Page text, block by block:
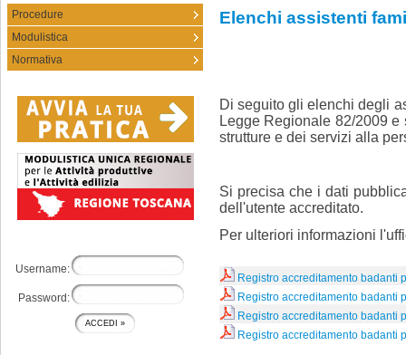
Procedure
Modulistica
Normativa
Username:
Password:
Elenchi assistenti
Di seguito gli elenchi degli
Legge Regionale 82/2009 e
strutture e dei servizi alla
Si precisa che i dati
dell'utente accreditato.
Per ulteriori informazioni
Registro accreditamento badanti
Registro accreditamento badanti
Registro accreditamento badanti
Registro accreditamento badanti